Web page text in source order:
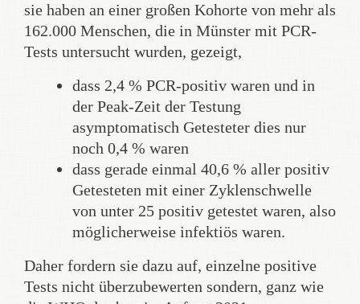
sie haben an einer großen Kohorte von mehr als
162.000 Menschen, die in Münster mit PCR-
Tests untersucht wurden, gezeigt,
dass 2,4 % PCR-positiv waren und in
der Peak-Zeit der Testung
asymptomatisch Getesteter dies nur
noch 0,4 % waren
dass gerade einmal 40,6 % aller positiv
Getesteten mit einer Zyklenschwelle
von unter 25 positiv getestet waren, also
möglicherweise infektiös waren.
Daher fordern sie dazu auf, einzelne positive
Tests nicht überzubewerten sondern, ganz wie